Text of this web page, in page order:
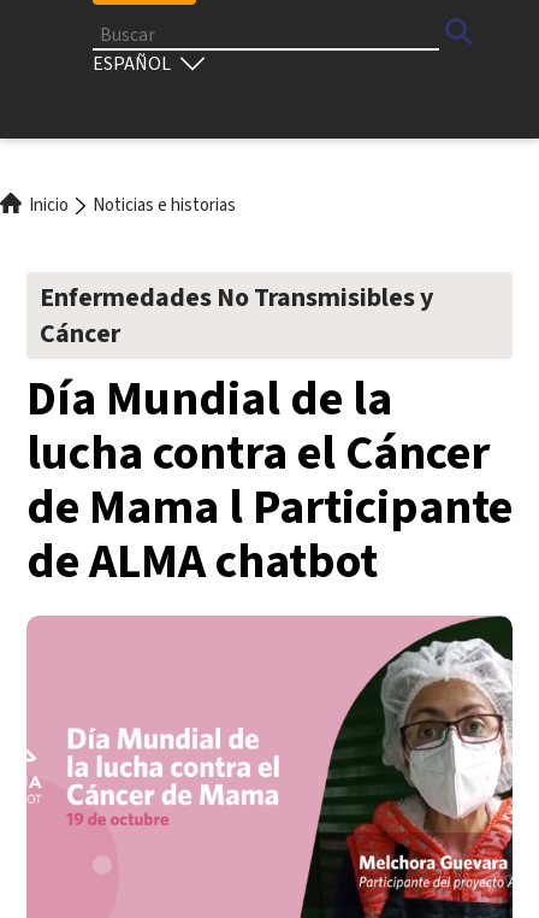
Buscar
Select
Ruta
de
navegación
Inicio Noticias e historias
Día Mundial de la
lucha contra el Cáncer
de Mama l Participante
de ALMA chatbot
Enfermedades No Transmisibles y
Cáncer